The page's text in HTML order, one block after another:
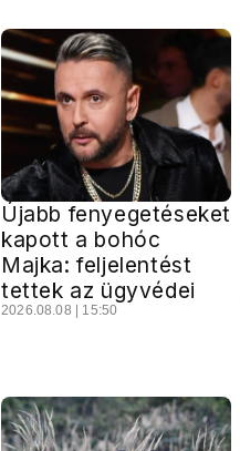
Újabb fenyegetéseket
kapott a bohóc
Majka: feljelentést
tettek az ügyvédei
2026.08.08 | 15:50